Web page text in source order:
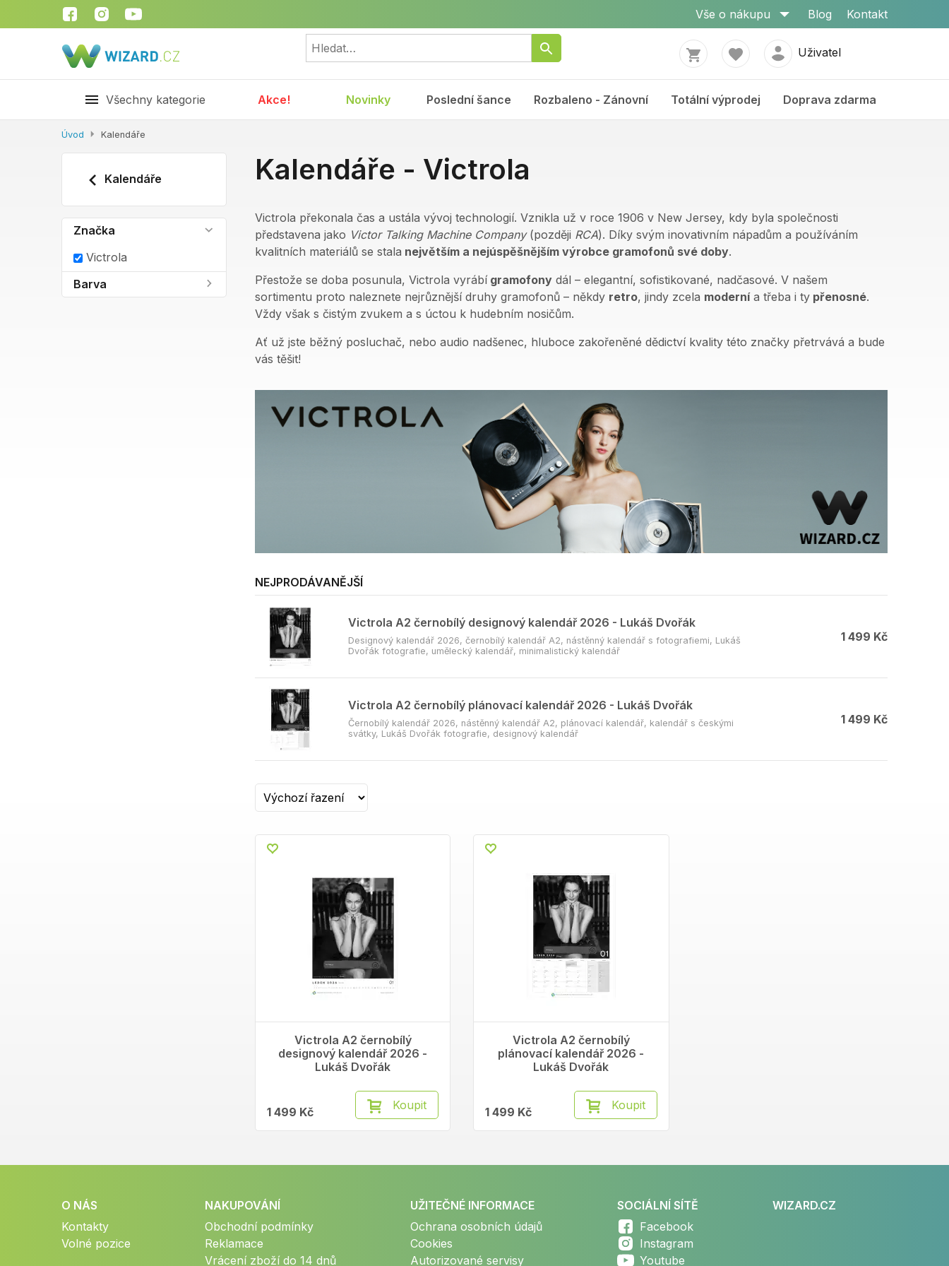
Vše o nákupu Blog Kontakt
Uživatel
Všechny kategorie Akce! Novinky Poslední šance Rozbaleno - Zánovní Totální výprodej Doprava zdarma
Úvod Kalendáře
Kalendáře
Značka
Victrola
Barva
Kalendáře - Victrola
Victrola překonala čas a ustála vývoj technologií. Vznikla už v roce 1906 v New Jersey, kdy byla společnosti
představena jako Victor Talking Machine Company (později RCA). Díky svým inovativním nápadům a používáním
kvalitních materiálů se stala největším a nejúspěšnějším výrobce gramofonů své doby.
Přestože se doba posunula, Victrola vyrábígramofony dál – elegantní, sofistikované, nadčasové. V našem
sortimentu proto naleznete nejrůznější druhy gramofonů – někdy retro, jindy zcela modernía třeba i ty přenosné.
Vždy však s čistým zvukem a s úctou k hudebním nosičům.
Ať už jste běžný posluchač, nebo audio nadšenec, hluboce zakořeněné dědictví kvality této značky přetrvává a bude
vás těšit!
NEJPRODÁVANĚJŠÍ
Victrola A2 černobílý designový kalendář 2026 - Lukáš Dvořák
Designový kalendář 2026, černobílý kalendář A2, nástěnný kalendář s fotografiemi, Lukáš
Dvořák fotografie, umělecký kalendář, minimalistický kalendář
1 499 Kč
Victrola A2 černobílý plánovací kalendář 2026 - Lukáš Dvořák
Černobílý kalendář 2026, nástěnný kalendář A2, plánovací kalendář, kalendář s českými
svátky, Lukáš Dvořák fotografie, designový kalendář
1 499 Kč
Victrola A2 černobílý
designový kalendář 2026 -
Lukáš Dvořák
1 499 Kč Koupit
Victrola A2 černobílý
plánovací kalendář 2026 -
Lukáš Dvořák
1 499 Kč Koupit
O NÁS
Kontakty
Volné pozice
NAKUPOVÁNÍ
Obchodní podmínky
Reklamace
Vrácení zboží do 14 dnů
UŽITEČNÉ INFORMACE
Ochrana osobních údajů
Cookies
Autorizované servisy
SOCIÁLNÍ SÍTĚ
Facebook
Instagram
Youtube
WIZARD.CZ